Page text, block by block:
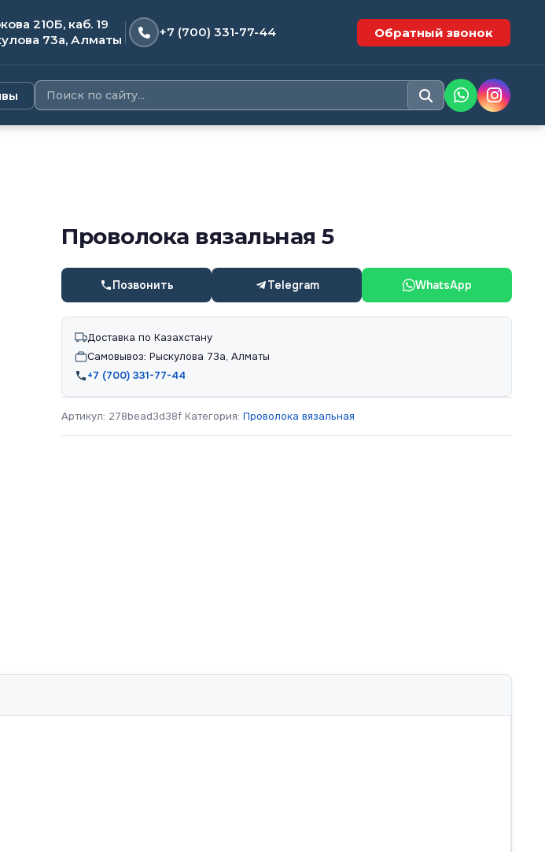
210Б, каб. 19
73а, Алматы
+7 (700) 331-77-44 Обратный звонок
Проволока вязальная 5
Позвонить Telegram WhatsApp
Доставка по Казахстану
Самовывоз: Рыскулова 73а, Алматы
+7 (700) 331-77-44
Артикул: 278bead3d38f Категория:Проволока вязальная